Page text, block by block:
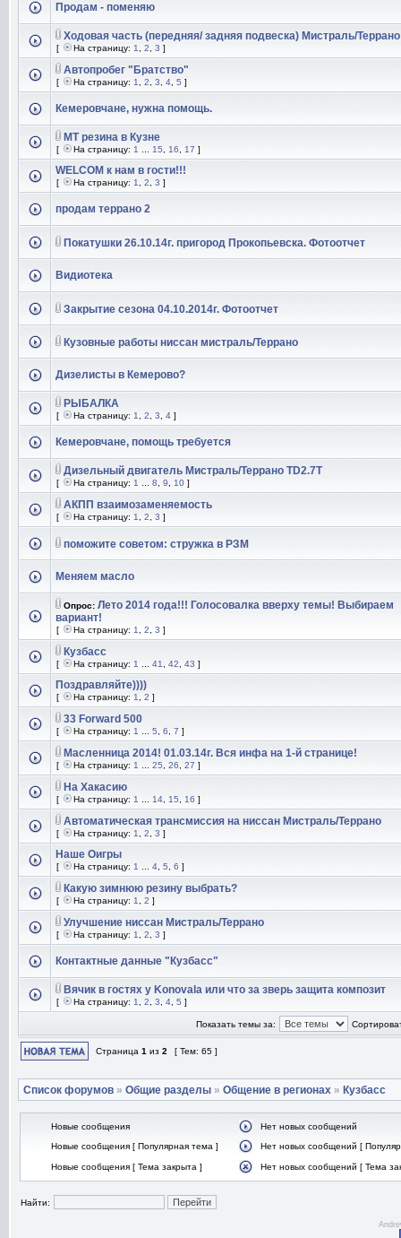
Продам - поменяю
Ходовая часть (передняя/ задняя подвеска) Мистраль/Террано
[ На страницу: 1 2 3 ]
Автопробег "Братство"
[ На страницу: 1 2 3 4 5 ]
Кемеровчане, нужна помощь.
МТ резина в Кузне
[ На страницу: 1 15 16 17 ]
WELCOM к нам в гости!!!
[ На страницу: 1 2 3 ]
продам террано 2
Покатушки 26.10.14г. пригород Прокопьевска. Фотоотчет
Видиотека
Закрытие сезона 04.10.2014г. Фотоотчет
Кузовные работы ниссан мистраль/Террано
Дизелисты в Кемерово?
РЫБАЛКА
[ На страницу: 1 2 3 4 ]
Кемеровчане, помощь требуется
Дизельный двигатель Мистраль/Террано TD2.7T
[ На страницу: 1 8 9 10 ]
АКПП взаимозаменяемость
[ На страницу: 1 2 3 ]
поможите советом: стружка в РЗМ
Меняем масло
Опрос: Лето 2014 года!!! Голосовалка вверху темы! Выбираем
вариант!
[ На страницу: 1 2 3 ]
Кузбасс
[ На страницу: 1 41 42 43 ]
Поздравляйте))))
[ На страницу: 1 2 ]
33 Forward 500
[ На страницу: 1 5 6 7 ]
Масленница 2014! 01.03.14г. Вся инфа на 1-й странице!
[ На страницу: 1 25 26 27 ]
На Хакасию
[ На страницу: 1 14 15 16 ]
Автоматическая трансмиссия на ниссан Мистраль/Террано
[ На страницу: 1 2 3 ]
Наше Оигры
[ На страницу: 1 4 5 6 ]
Какую зимнюю резину выбрать?
[ На страницу: 1 2 ]
Улучшение ниссан Мистраль/Террано
[ На страницу: 1 2 3 ]
Контактные данные "Кузбасс"
Вячик в гостях у Konovala или что за зверь защита композит
[ На страницу: 1 2 3 4 5 ]
Показать темы за:
Страница 1 из 2 [ Тем: 65 ]
Список форумов » Общие разделы » Общение в регионах » Кузбасс
Новые сообщения
Нет новых сообщений
Новые сообщения [ Популярная тема ]
Нет новых сообщений [
Новые сообщения [ Тема закрыта ] Нет новых сообщений [ Тема
Найти: